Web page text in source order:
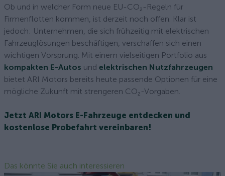
Ob und in welcher Form neue EU-CO₂-Regeln für
Firmenflotten kommen, ist derzeit noch offen. Klar ist
jedoch: Unternehmen, die sich frühzeitig mit elektrischen
Fahrzeuglösungen beschäftigen, verschaffen sich einen
wichtigen Vorsprung. Mit einem vielseitigen Portfolio aus
kompakten E-Autos und elektrischen Nutzfahrzeugen
bietet ARI Motors bereits heute passende Optionen für eine
mögliche Zukunft mit strengeren CO₂-Vorgaben.
Jetzt ARI Motors E-Fahrzeuge entdecken und
kostenlose Probefahrt vereinbaren!
Das könnte Sie auch interessieren